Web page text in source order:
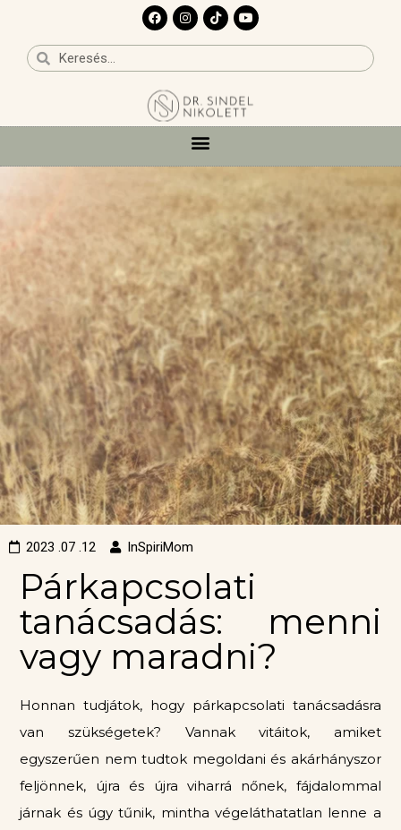
2023 .07 .12 InSpiriMom
Párkapcsolati
tanácsadás: menni
vagy maradni?
Honnan tudjátok, hogy párkapcsolati tanácsadásra
van szükségetek? Vannak vitáitok, amiket
egyszerűen nem tudtok megoldani és akárhányszor
feljönnek, újra és újra viharrá nőnek, fájdalommal
járnak és úgy tűnik, mintha végeláthatatlan lenne a